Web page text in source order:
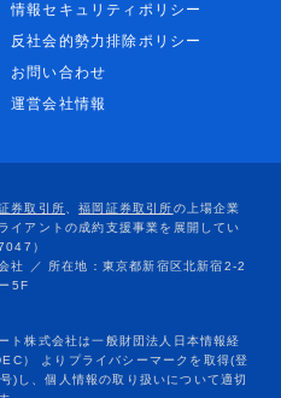
情報セキュリティポリシー
反社会的勢力排除ポリシー
お問い合わせ
運営会社情報